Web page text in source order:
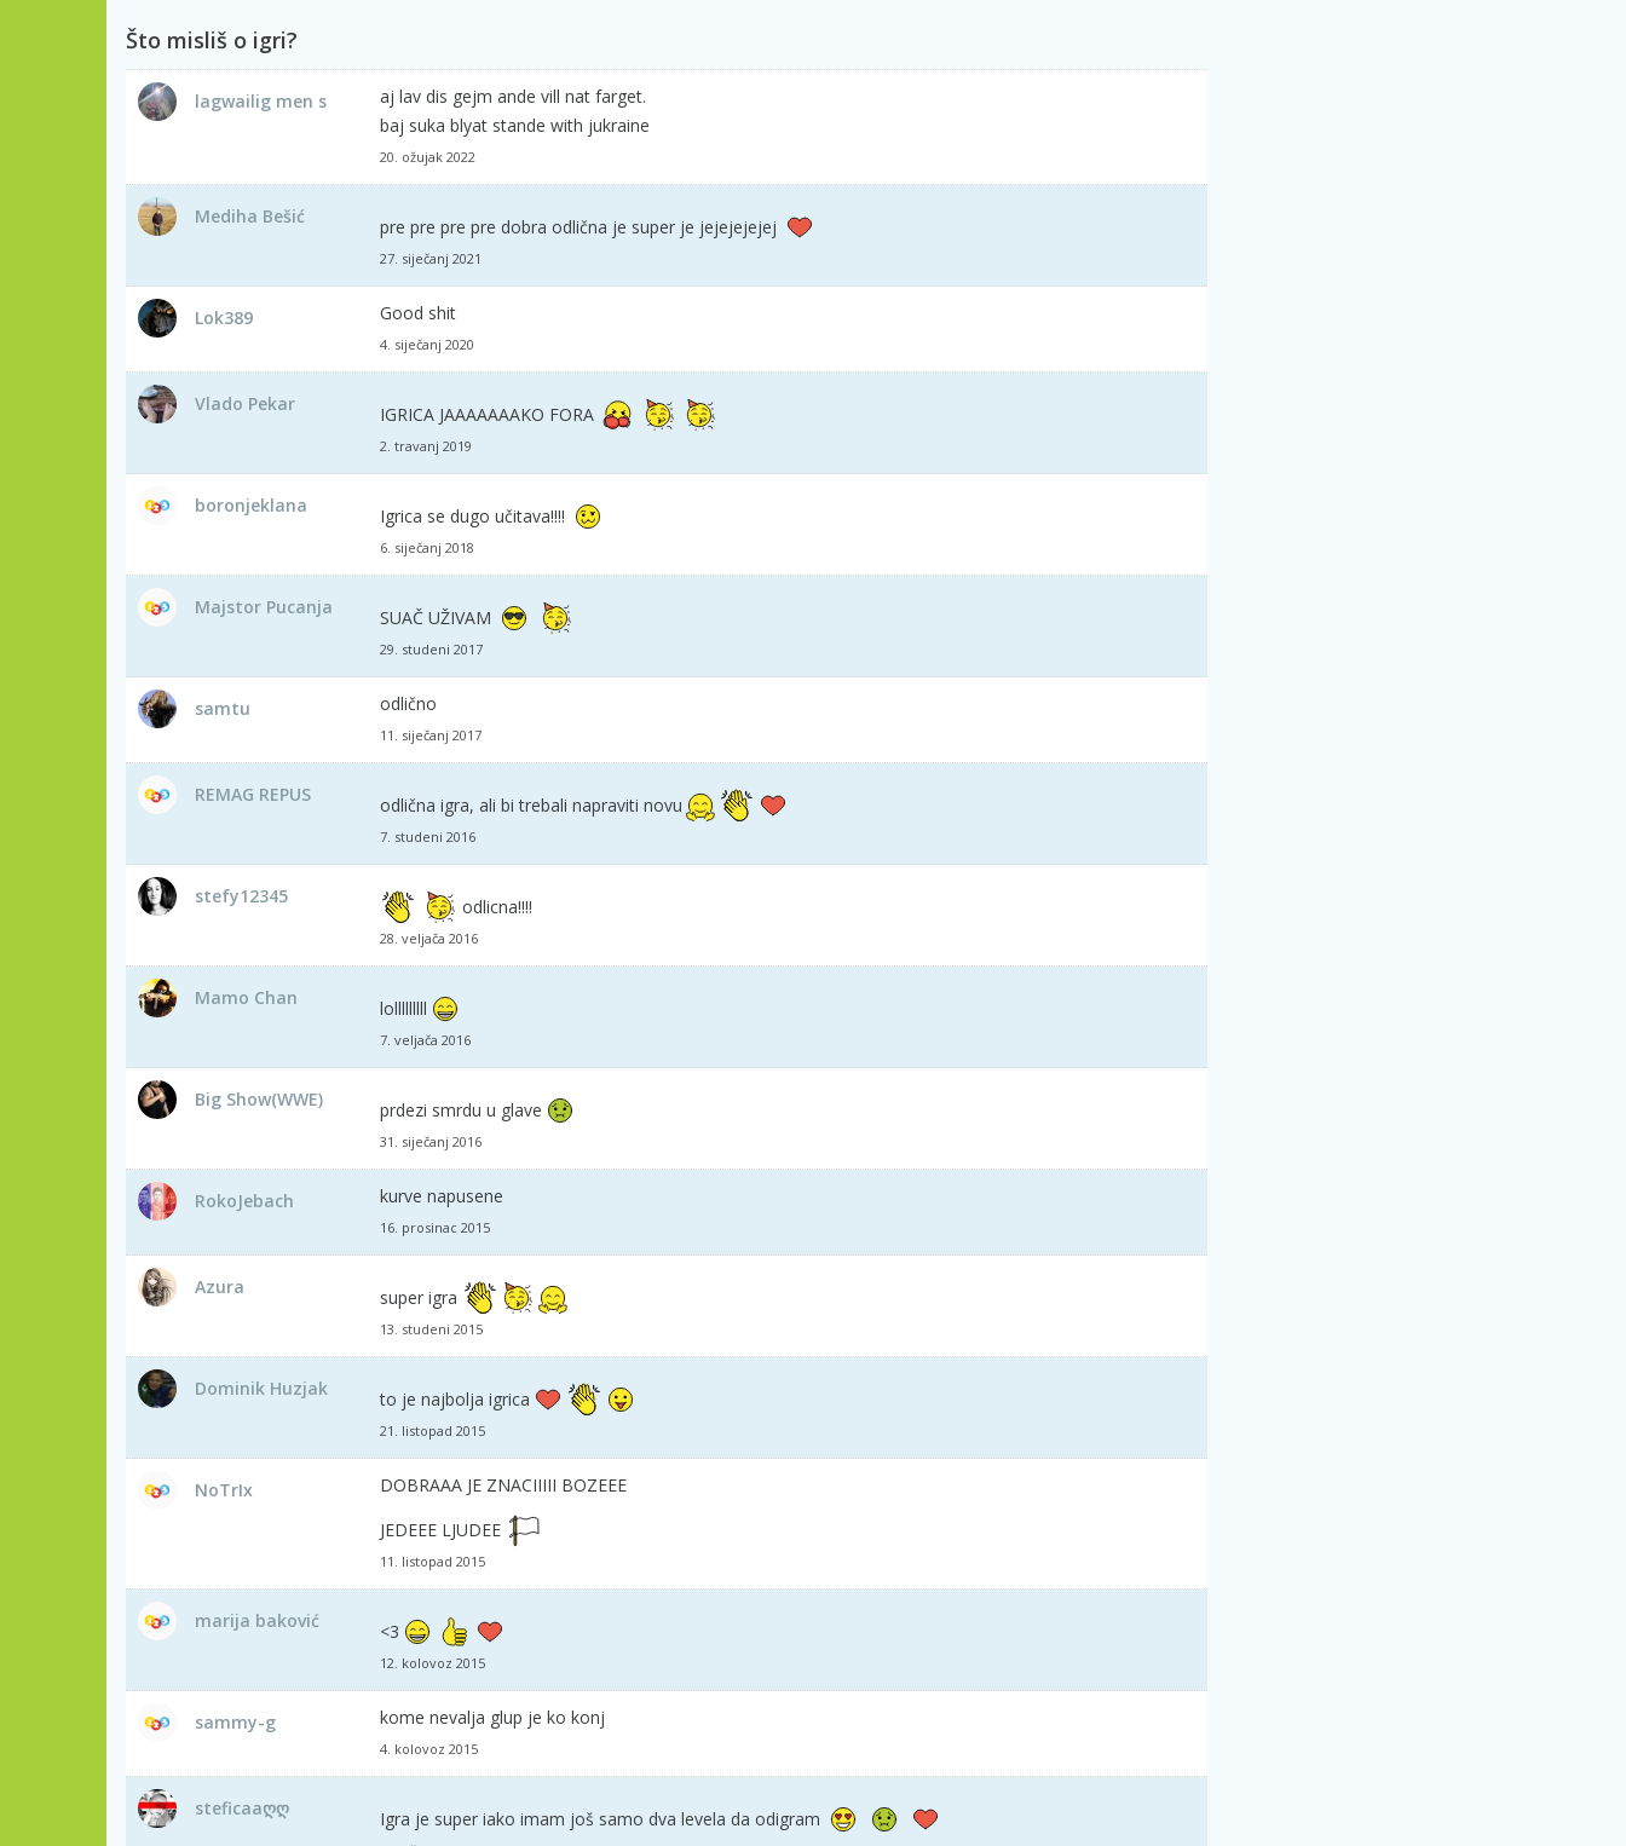
Što misliš o igri?
lagwailig men s
aj lav dis gejm ande vill nat farget.
baj suka blyat stande with jukraine
20. ožujak 2022
Mediha Bešić pre pre pre pre dobra odlična je super je jejejejejej
27. siječanj 2021
Lok389 Good shit
4. siječanj 2020
Vlado Pekar IGRICA JAAAAAAAKO FORA
2. travanj 2019
boronjeklana Igrica se dugo učitava!!!!
6. siječanj 2018
Majstor Pucanja SUAČ UŽIVAM
29. studeni 2017
samtu odlično
11. siječanj 2017
REMAG REPUS odlična igra, ali bi trebali napraviti novu
7. studeni 2016
stefy12345 odlicna!!!!
28. veljača 2016
Mamo Chan lolllllllll
7. veljača 2016
Big Show(WWE) prdezi smrdu u glave
31. siječanj 2016
RokoJebach kurve napusene
16. prosinac 2015
Azura super igra
13. studeni 2015
Dominik Huzjak to je najbolja igrica
21. listopad 2015
NoTrIx
DOBRAAA JE ZNACIIIII BOZEEE
JEDEEE LJUDEE
11. listopad 2015
marija baković <3
12. kolovoz 2015
sammy-g kome nevalja glup je ko konj
4. kolovoz 2015
steficaaღღ Igra je super iako imam još samo dva levela da odigram